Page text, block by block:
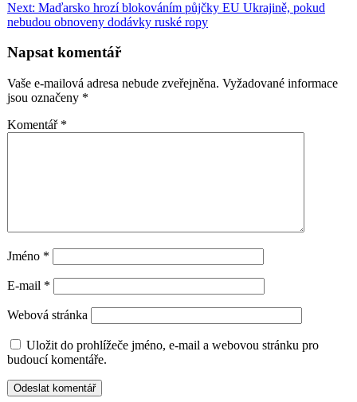
příspěvek
Next: Maďarsko hrozí blokováním půjčky EU Ukrajině, pokud
nebudou obnoveny dodávky ruské ropy
Napsat komentář
Vaše e-mailová adresa nebude zveřejněna. Vyžadované informace
jsou označeny *
Komentář *
Jméno *
E-mail *
Webová stránka
Uložit do prohlížeče jméno, e-mail a webovou stránku pro
budoucí komentáře.